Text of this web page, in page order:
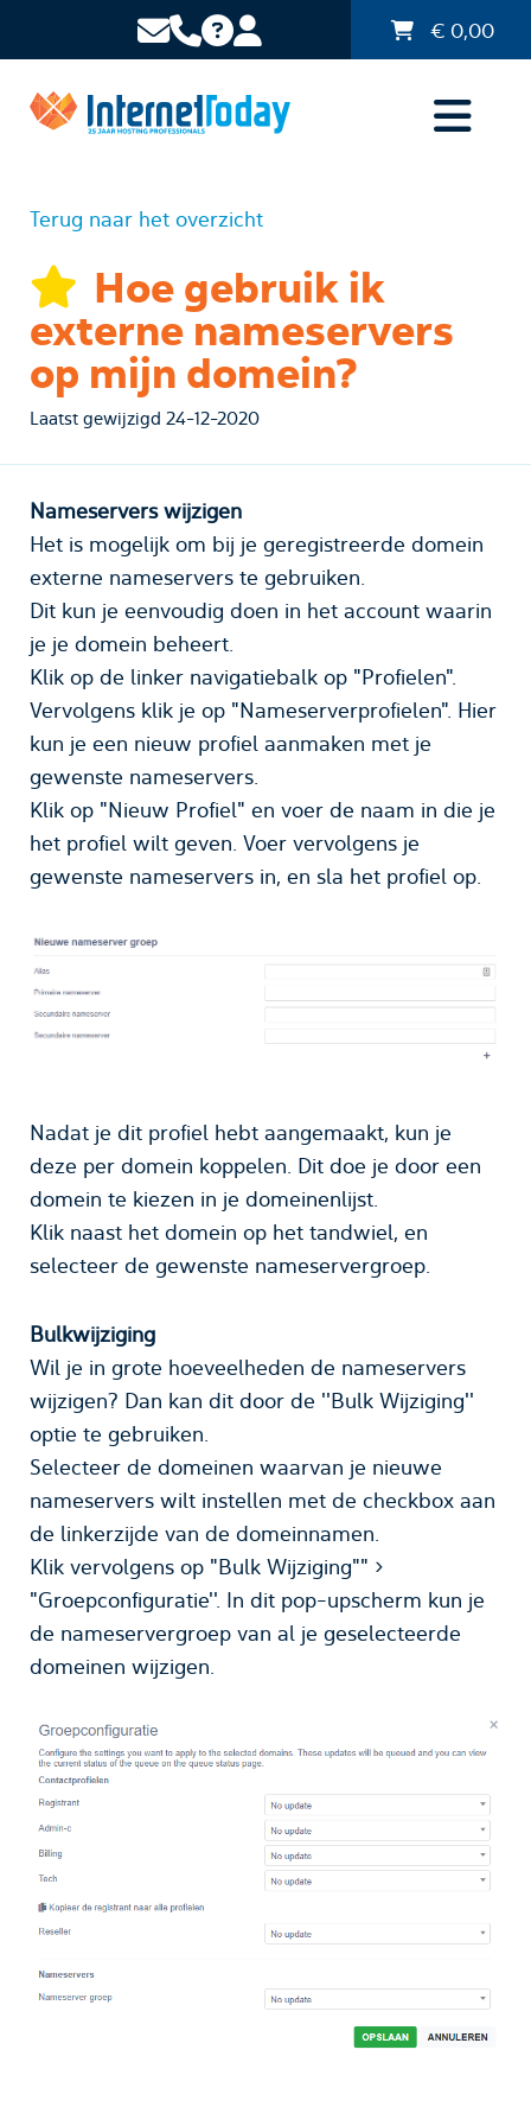
€ 0,00
Terug naar het overzicht
externe nameservers
op mijn domein?
Laatst gewijzigd 24-12-2020
Nameservers wijzigen
Het is mogelijk om bij je geregistreerde domein
externe nameservers te gebruiken.
Dit kun je eenvoudig doen in het account waarin
je je domein beheert.
Klik op de linker navigatiebalk op "Profielen".
Vervolgens klik je op "Nameserverprofielen". Hier
kun je een nieuw profiel aanmaken met je
gewenste nameservers.
Klik op "Nieuw Profiel" en voer de naam in die je
het profiel wilt geven. Voer vervolgens je
gewenste nameservers in, en sla het profiel op.
Nadat je dit profiel hebt aangemaakt, kun je
deze per domein koppelen. Dit doe je door een
domein te kiezen in je domeinenlijst.
Klik naast het domein op het tandwiel, en
selecteer de gewenste nameservergroep.
Bulkwijziging
Wil je in grote hoeveelheden de nameservers
wijzigen? Dan kan dit door de ''Bulk Wijziging''
optie te gebruiken.
Selecteer de domeinen waarvan je nieuwe
nameservers wilt instellen met de checkbox aan
de linkerzijde van de domeinnamen.
Klik vervolgens op "Bulk Wijziging"" >
"Groepconfiguratie''. In dit pop-upscherm kun je
de nameservergroep van al je geselecteerde
domeinen wijzigen.